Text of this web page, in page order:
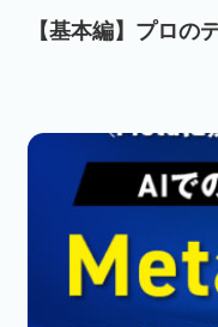
【基本編】プロの